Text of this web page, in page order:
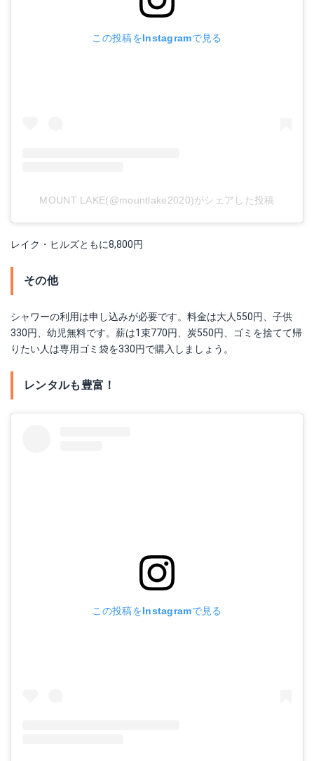
この投稿をInstagramで見る
MOUNT LAKE(@mountlake2020)がシェアした投稿
レイク・ヒルズともに8,800円
その他
シャワーの利用は申し込みが必要です。料金は大人550円、子供
330円、幼児無料です。薪は1束770円、炭550円、ゴミを捨てて帰
りたい人は専用ゴミ袋を330円で購入しましょう。
レンタルも豊富！
この投稿をInstagramで見る